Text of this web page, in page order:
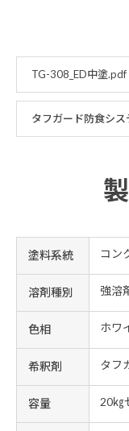
TG-308_ED中塗.pdf
タフガード防食シ
塗料系統 コン
溶剤種別 強溶
色相 ホワ
希釈剤 タフ
容量 20㎏